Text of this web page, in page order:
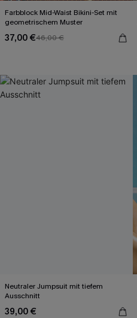
Farbblock Mid-Waist Bikini-Set mit
geometrischem Muster
37,00 €46,00 €
Neutraler Jumpsuit mit tiefem
Ausschnitt
39,00 €